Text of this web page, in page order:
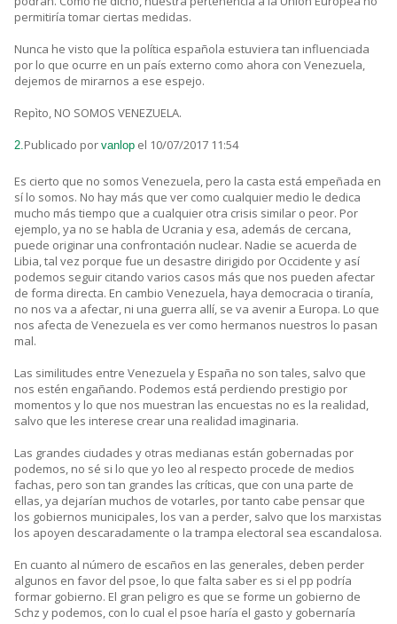
permitiría tomar ciertas medidas.
Nunca he visto que la política española estuviera tan influenciada
por lo que ocurre en un país externo como ahora con Venezuela,
dejemos de mirarnos a ese espejo.
Repìto, NO SOMOS VENEZUELA.
2.Publicado por vanlop el 10/07/2017 11:54
Es cierto que no somos Venezuela, pero la casta está empeñada en
sí lo somos. No hay más que ver como cualquier medio le dedica
mucho más tiempo que a cualquier otra crisis similar o peor. Por
ejemplo, ya no se habla de Ucrania y esa, además de cercana,
puede originar una confrontación nuclear. Nadie se acuerda de
Libia, tal vez porque fue un desastre dirigido por Occidente y así
podemos seguir citando varios casos más que nos pueden afectar
de forma directa. En cambio Venezuela, haya democracia o tiranía,
no nos va a afectar, ni una guerra allí, se va avenir a Europa. Lo que
nos afecta de Venezuela es ver como hermanos nuestros lo pasan
mal.
Las similitudes entre Venezuela y España no son tales, salvo que
nos estén engañando. Podemos está perdiendo prestigio por
momentos y lo que nos muestran las encuestas no es la realidad,
salvo que les interese crear una realidad imaginaria.
Las grandes ciudades y otras medianas están gobernadas por
podemos, no sé si lo que yo leo al respecto procede de medios
fachas, pero son tan grandes las críticas, que con una parte de
ellas, ya dejarían muchos de votarles, por tanto cabe pensar que
los gobiernos municipales, los van a perder, salvo que los marxistas
los apoyen descaradamente o la trampa electoral sea escandalosa.
En cuanto al número de escaños en las generales, deben perder
algunos en favor del psoe, lo que falta saber es si el pp podría
formar gobierno. El gran peligro es que se forme un gobierno de
Schz y podemos, con lo cual el psoe haría el gasto y gobernaría